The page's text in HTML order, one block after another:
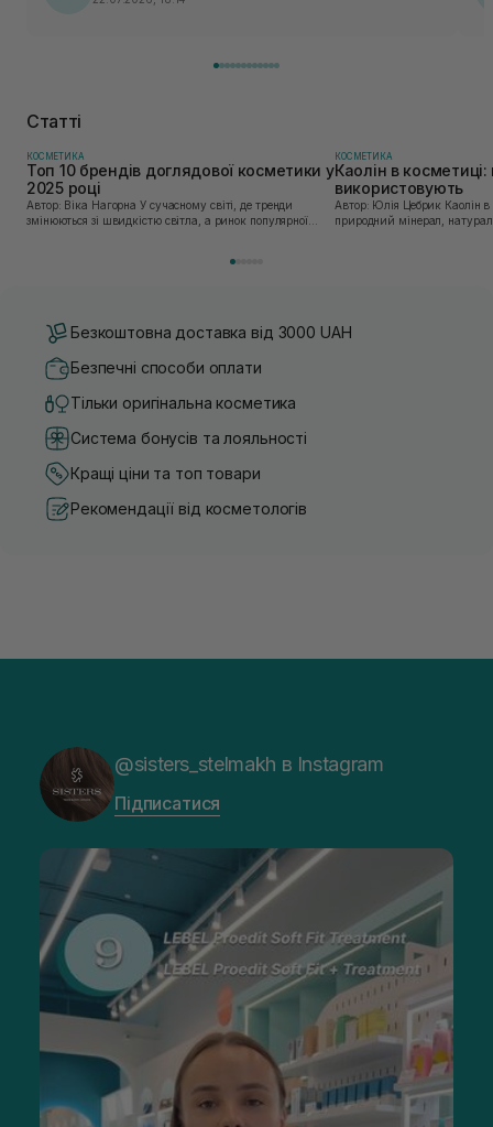
Статті
КОСМЕТИКА
Топ 10 брендів доглядової косметики у
2025 році
Автор: Віка Нагорна У сучасному світі, де тренди
змінюються зі швидкістю світла, а ринок популярної
КОСМЕТИКА
Каолін в
використовують
Автор: Юлія Цебрик Каолін в косметології – це
природний мінерал,
Безкоштовна доставка від 3000 UAH
Безпечні способи оплати
Тільки оригінальна косметика
Система бонусів та лояльності
Кращі ціни та топ товари
Рекомендації від косметологів
@sisters_stelmakh в Instagram
Підписатися